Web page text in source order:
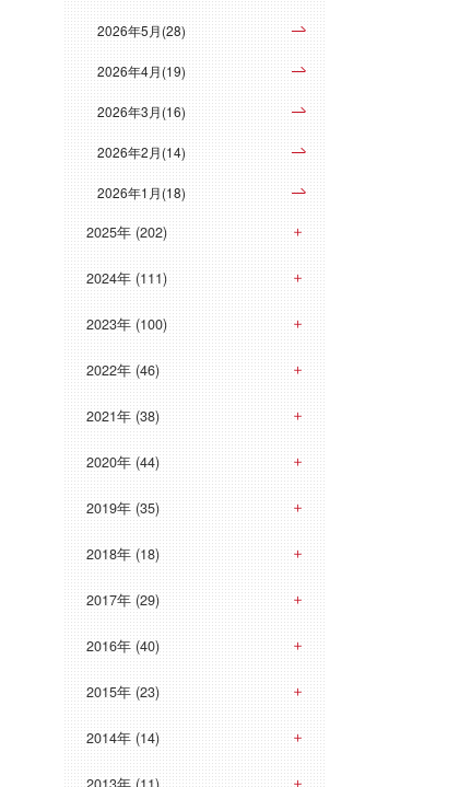
2026年5月(28)
2026年4月(19)
2026年3月(16)
2026年2月(14)
2026年1月(18)
2025年 (202)
2024年 (111)
2023年 (100)
2022年 (46)
2021年 (38)
2020年 (44)
2019年 (35)
2018年 (18)
2017年 (29)
2016年 (40)
2015年 (23)
2014年 (14)